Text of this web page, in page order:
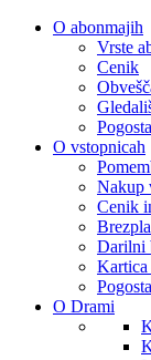
O abonmajih
Vrste
Cenik
O vstopnicah
Nakup
Cenik
Darilni
Kartica
O Drami